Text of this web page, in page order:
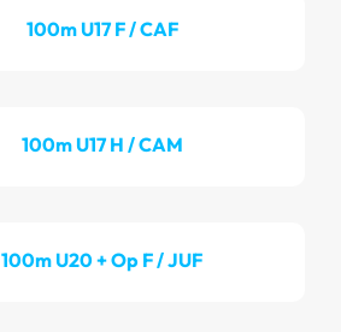
100m U17 F / CAF
100m U17 H / CAM
100m U20 + Op F / JUF